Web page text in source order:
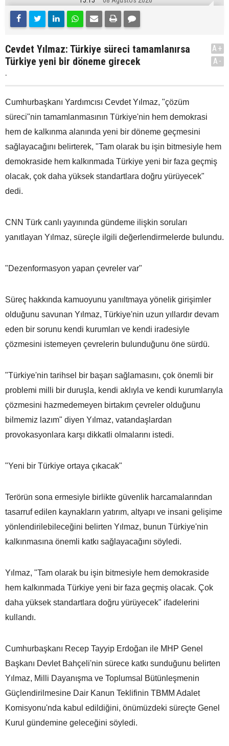
Cevdet Yılmaz: Türkiye süreci tamamlanırsa
Türkiye yeni bir döneme girecek
.
A+
A-
Cumhurbaşkanı Yardımcısı Cevdet Yılmaz, "çözüm
süreci"nin tamamlanmasının Türkiye'nin hem demokrasi
hem de kalkınma alanında yeni bir döneme geçmesini
sağlayacağını belirterek, "Tam olarak bu işin bitmesiyle hem
demokraside hem kalkınmada Türkiye yeni bir faza geçmiş
olacak, çok daha yüksek standartlara doğru yürüyecek"
dedi.
CNN Türk canlı yayınında gündeme ilişkin soruları
yanıtlayan Yılmaz, süreçle ilgili değerlendirmelerde bulundu.
"Dezenformasyon yapan çevreler var"
Süreç hakkında kamuoyunu yanıltmaya yönelik girişimler
olduğunu savunan Yılmaz, Türkiye'nin uzun yıllardır devam
eden bir sorunu kendi kurumları ve kendi iradesiyle
çözmesini istemeyen çevrelerin bulunduğunu öne sürdü.
"Türkiye'nin tarihsel bir başarı sağlamasını, çok önemli bir
problemi milli bir duruşla, kendi aklıyla ve kendi kurumlarıyla
çözmesini hazmedemeyen birtakım çevreler olduğunu
bilmemiz lazım" diyen Yılmaz, vatandaşlardan
provokasyonlara karşı dikkatli olmalarını istedi.
"Yeni bir Türkiye ortaya çıkacak"
Terörün sona ermesiyle birlikte güvenlik harcamalarından
tasarruf edilen kaynakların yatırım, altyapı ve insani gelişime
yönlendirilebileceğini belirten Yılmaz, bunun Türkiye'nin
kalkınmasına önemli katkı sağlayacağını söyledi.
Yılmaz, "Tam olarak bu işin bitmesiyle hem demokraside
hem kalkınmada Türkiye yeni bir faza geçmiş olacak. Çok
daha yüksek standartlara doğru yürüyecek" ifadelerini
kullandı.
Cumhurbaşkanı Recep Tayyip Erdoğan ile MHP Genel
Başkanı Devlet Bahçeli'nin sürece katkı sunduğunu belirten
Yılmaz, Milli Dayanışma ve Toplumsal Bütünleşmenin
Güçlendirilmesine Dair Kanun Teklifinin TBMM Adalet
Komisyonu'nda kabul edildiğini, önümüzdeki süreçte Genel
Kurul gündemine geleceğini söyledi.